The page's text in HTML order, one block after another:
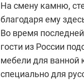
На смену камню,
благодаря ему
Во время
гости из России
мебели для ванной
специально для